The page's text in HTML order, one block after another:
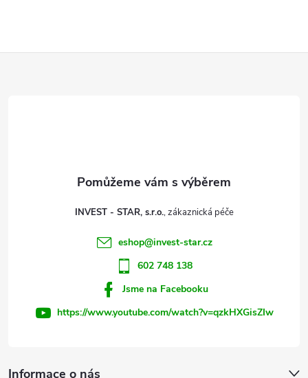
Informace o nás
INVEST - STAR, s.r.o.
eshop@invest-star.cz
602 748 138
Jsme na Facebooku
https://www.youtube.com/watch?v=qzkHXGisZIw